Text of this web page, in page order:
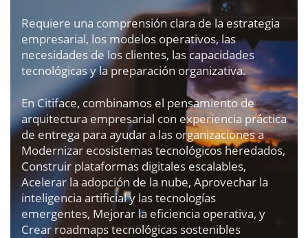
Requiere una comprensión clara de la estrategia
empresarial, los modelos operativos, las
necesidades de los clientes, las capacidades
tecnológicas y la preparación organizativa.
En Citiface, combinamos el pensamiento de
arquitectura empresarial con experiencia práctica
de entrega para ayudar a las organizaciones a
Modernizar ecosistemas tecnológicos heredados,
Construir plataformas digitales escalables,
Acelerar la adopción de la nube, Aprovechar la
inteligencia artificial y las tecnologías
emergentes, Mejorar la eficiencia operativa, y
Crear roadmaps tecnológicas sostenibles